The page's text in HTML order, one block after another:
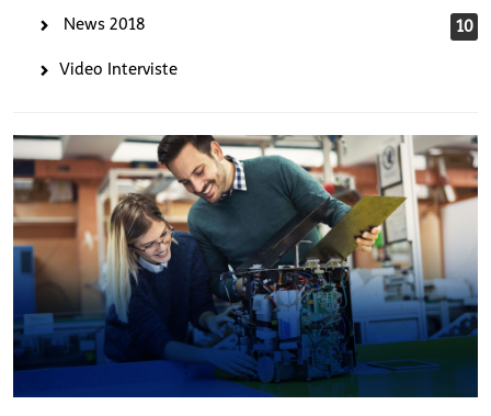
News 2018 10
Video Interviste